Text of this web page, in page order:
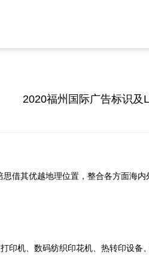
2020福州国际广告标识及
思借其优越地理位置，整合各方面海
印机、数码纺织印花机、热转印设